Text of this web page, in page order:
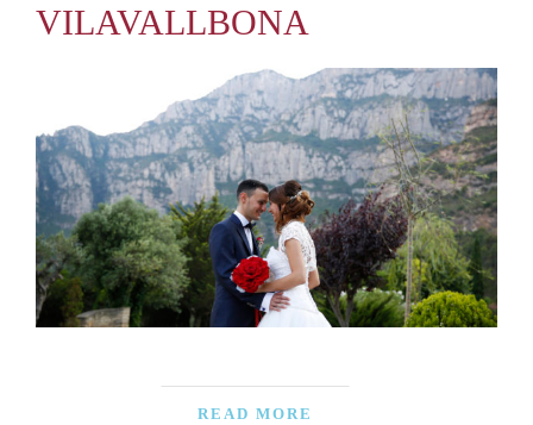
VILAVALLBONA
READ MORE